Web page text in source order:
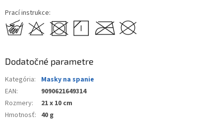
Prací instrukce:
Dodatočné parametre
Kategória:
Masky na spanie
EAN:
9090621649314
Rozmery:
21 x 10 cm
Hmotnosť: 40 g